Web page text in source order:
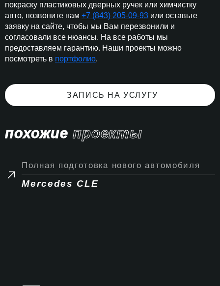
покраску пластиковых дверных ручек или химчистку
авто, позвоните нам +7 (843) 205-09-93 или оставьте
заявку на сайте, чтобы мы Вам перезвонили и
согласовали все нюансы. На все работы мы
предоставляем гарантию. Наши проекты можно
посмотреть в портфолио.
ЗАПИСЬ НА УСЛУГУ
похожие проекты
Полная подготовка нового автомобиля
Mercedes CLE